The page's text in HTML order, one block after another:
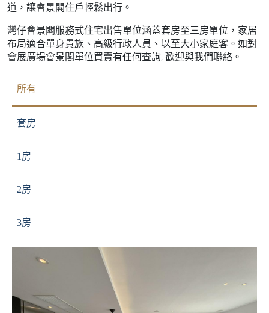
道，讓會景閣住戶輕鬆出行。
灣仔會景閣服務式住宅出售單位涵蓋套房至三房單位，家居
布局適合單身貴族、高級行政人員、以至大小家庭客。如對
會展廣場會景閣單位買賣有任何查詢, 歡迎與我們聯絡。
所有
套房
1房
2房
3房